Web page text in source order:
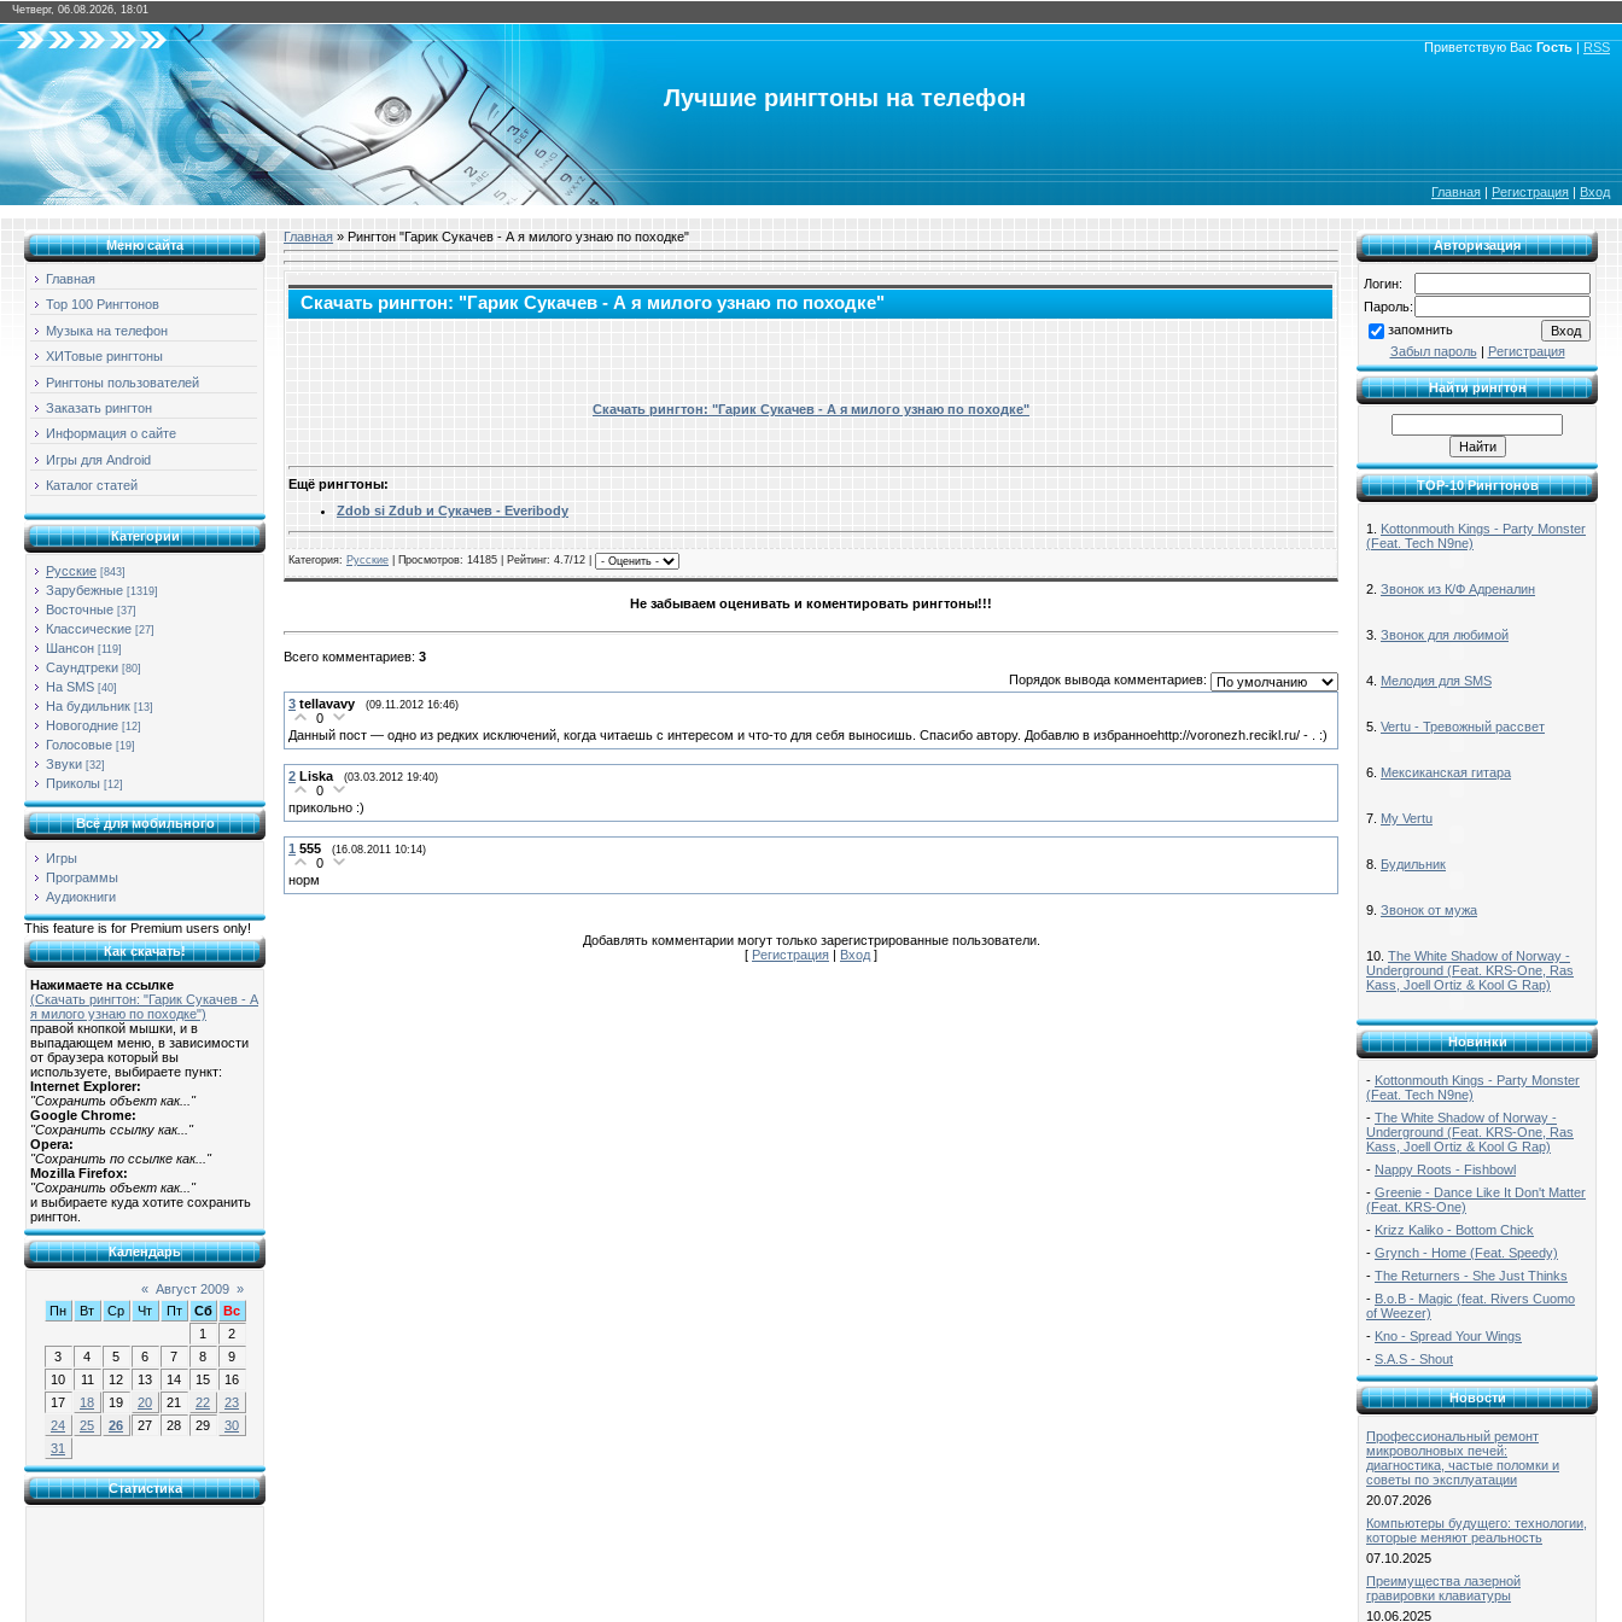
Четверг, 06.08.2026, 18:01
Приветствую Вас Гость | RSS
Лучшие рингтоны на телефон
Главная | Регистрация | Вход
Меню сайта
Главная
Top 100 Рингтонов
Музыка на телефон
ХИТовые рингтоны
Рингтоны пользователей
Заказать рингтон
Информация о сайте
Игры для Android
Каталог статей
Категории
Русские [843]
Зарубежные [1319]
Восточные [37]
Классические [27]
Шансон [119]
Саундтреки [80]
На SMS [40]
На будильник [13]
Новогодние [12]
Голосовые [19]
Звуки [32]
Приколы [12]
Всё для мобильного
Игры
Программы
Аудиокниги
This feature is for Premium users only!
Как скачать!
Нажимаете на ссылке
(Скачать рингтон: "Гарик Сукачев - А
я милого узнаю по походке")
правой кнопкой мышки, и в
выпадающем меню, в зависимости
от браузера который вы
используете, выбираете пункт:
Internet Explorer:
"Сохранить объект как..."
Google Chrome:
"Сохранить ссылку как..."
Opera:
"Сохранить по ссылке как..."
Mozilla Firefox:
"Сохранить объект как..."
и выбираете куда хотите сохранить
рингтон.
Календарь
« Август 2009 »
Пн
Вт Ср Чт Пт Сб
Вс
1
2
3
4 5 6 7 8
9
10
11 12 13 14 15
16
17
18 19 20 21 22
23
24
25 26 27 28 29
30
31
Статистика
Главная » Рингтон "Гарик Сукачев - А я милого узнаю по походке"
Скачать рингтон: "Гарик Сукачев - А я милого узнаю по походке"
Скачать рингтон: "Гарик Сукачев - А я милого узнаю по походке"
Ещё рингтоны:
Zdob si Zdub и Сукачев - Everibody
Категория: Русские Просмотров: 14185 | Рейтинг: 4.7/12 |
Не забываем оценивать и коментировать рингтоны!!!
Всего комментариев: 3
Порядок вывода комментариев:
3 tellavavy (09.11.2012 16:46)
0
Данный пост — одно из редких исключений, когда читаешь с интересом и что-то для себя выносишь. Спасибо автору. Добавлю в избранноеhttp://voronezh.recikl.ru/ - . :)
2 Liska (03.03.2012 19:40)
0
прикольно :)
1 555 (16.08.2011 10:14)
0
норм
Добавлять комментарии могут только зарегистрированные пользователи.
[ Регистрация | Вход ]
Авторизация
Логин:
Пароль:
запомнить
Забыл пароль| Регистрация
Найти рингтон
TOP-10 Рингтонов
1. Kottonmouth Kings - Party Monster
(Feat. Tech N9ne)
2. Звонок из К/Ф Адреналин
3. Звонок для любимой
4. Мелодия для SMS
5. Vertu - Тревожный рассвет
6. Мексиканская гитара
7. My Vertu
8. Будильник
9. Звонок от мужа
10. The White Shadow of Norway -
Underground (Feat. KRS-One, Ras
Kass, Joell Ortiz & Kool G Rap)
Новинки
- Kottonmouth Kings - Party Monster
(Feat. Tech N9ne)
- The White Shadow of Norway -
Underground (Feat. KRS-One, Ras
Kass, Joell Ortiz & Kool G Rap)
- Nappy Roots - Fishbowl
- Greenie - Dance Like It Don't Matter
(Feat. KRS-One)
- Krizz Kaliko - Bottom Chick
- Grynch - Home (Feat. Speedy)
- The Returners - She Just Thinks
- B.o.B - Magic (feat. Rivers Cuomo
of Weezer)
- Kno - Spread Your Wings
- S.A.S - Shout
Новости
Профессиональный ремонт
микроволновых печей:
диагностика, частые поломки и
советы по эксплуатации
20.07.2026
Компьютеры будущего: технологии,
которые меняют реальность
07.10.2025
Преимущества лазерной
гравировки клавиатуры
10.06.2025